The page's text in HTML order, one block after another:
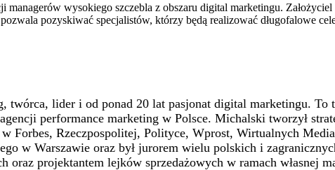
managerów wysokiego szczebla z obszaru digital marketingu.
pozyskiwać specjalistów, którzy będą realizować długofalowe
lider i od ponad 20 lat pasjonat digital marketingu. To
performance marketing w Polsce. Michalski tworzył
Forbes, Rzeczpospolitej, Polityce, Wprost, Wirtualnych
w Warszawie oraz był jurorem wielu polskich i
projektantem lejków sprzedażowych w ramach własnej